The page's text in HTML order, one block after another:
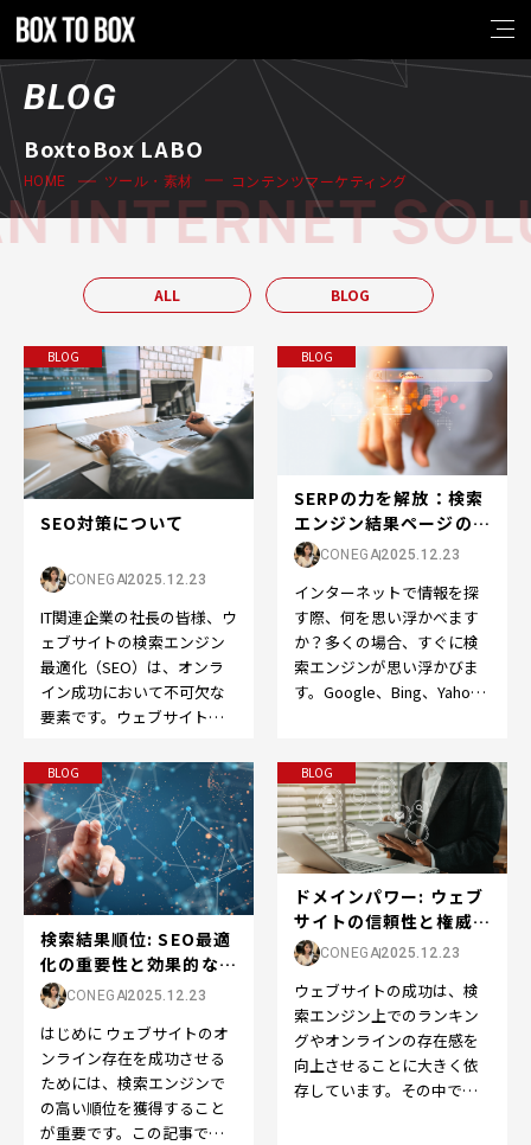
BLOG
BoxtoBox LABO
HOME ツール・素材 コンテンツマーケティング
ALL BLOG
BLOG
SEO対策について
CONEGA2025.12.23
IT関連企業の社長の皆様、ウ
ェブサイトの検索エンジン
最適化（SEO）は、オンラ
イン成功において不可欠な
要素です。ウェブサイトを
ポイントを押さえてS…
BLOG
SERPの力を解放：検索
エンジン結果ページの世
界へようこそ
CONEGA2025.12.23
インターネットで情報を探
す際、何を思い浮かべます
か？多くの場合、すぐに検
索エンジンが思い浮かびま
す。Google、Bing、Yahoo
BLOG
検索結果順位: SEO最適
化の重要性と効果的な戦
略 CONEGA2025.12.23
はじめに ウェブサイトのオ
ンライン存在を成功させる
ためには、検索エンジンで
の高い順位を獲得すること
が重要です。この記事で
BLOG
ドメインパワー: ウェブ
サイトの信頼性と権威の
向上をサポート...
CONEGA2025.12.23
ウェブサイトの成功は、検
索エンジン上でのランキン
グやオンラインの存在感を
向上させることに大きく依
存しています。その中で